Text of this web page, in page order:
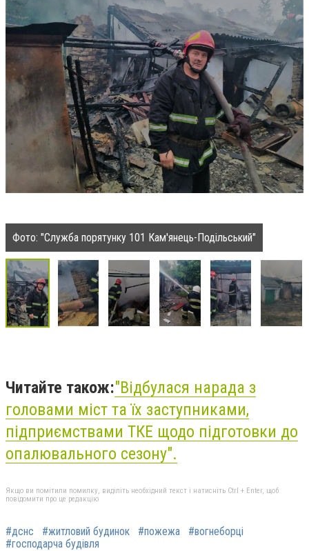
Фото: "Служба порятунку 101 Кам'янець-Подільський"
Читайте також:"Відбулася нарада з
головами міст та їх заступниками,
підприємствами ТКЕ щодо підготовки до
опалювального сезону".
Якщо ви помітили помилку, виділіть необхідний текст і натисніть Ctrl + Enter, щоб
повідомити про це редакцію
#дснс #житловий будинок #пожежа
#вогнеборці
#господарча будівля